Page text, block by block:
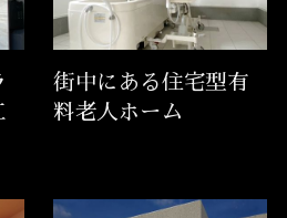
街中にある住宅型有
料老人ホーム